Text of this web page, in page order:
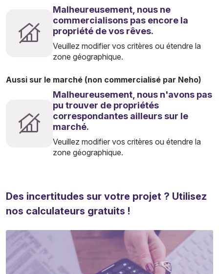
Malheureusement, nous ne
commercialisons pas encore la
propriété de vos rêves.
Veuillez modifier vos critères ou étendre la
zone géographique.
Aussi sur le marché (non commercialisé par Neho)
Malheureusement, nous n'avons pas
pu trouver de propriétés
correspondantes ailleurs sur le
marché.
Veuillez modifier vos critères ou étendre la
zone géographique.
Des incertitudes sur votre projet ? Utilisez
nos calculateurs gratuits !